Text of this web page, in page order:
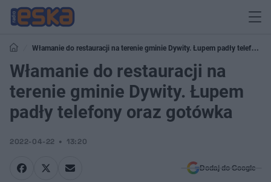
Włamanie do restauracji na terenie gminie Dywity. Łupem padły telefony
oraz gotówka
Włamanie do restauracji na
terenie gminie Dywity. Łupem
padły telefony oraz gotówka
2022-04-22 13:20
Dodaj do Google